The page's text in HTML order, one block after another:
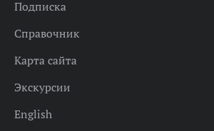
Подписка
Справочник
Карта сайта
Экскурсии
English